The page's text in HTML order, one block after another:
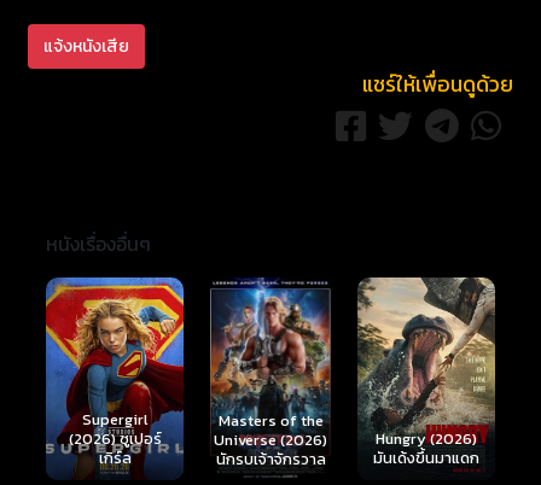
แจ้งหนังเสีย
แชร์ให้เพื่อนดูด้วย
หนังเรื่องอื่นๆ
Masters of the
Universe (2026)
นักรบเจ้าจักรวาล
Hungry (2026)
มันเด้งขึ้นมาแดก
Ready or Not 2:
Here I Come
(2026) เกมพร้อม
ตาย 2